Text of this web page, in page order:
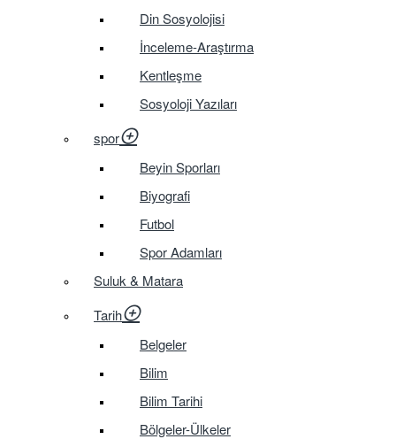
Din Sosyolojisi
İnceleme-Araştırma
Kentleşme
Sosyoloji Yazıları
spor
Beyin Sporları
Biyografi
Futbol
Spor Adamları
Suluk & Matara
Tarih
Belgeler
Bilim
Bilim Tarihi
Bölgeler-Ülkeler